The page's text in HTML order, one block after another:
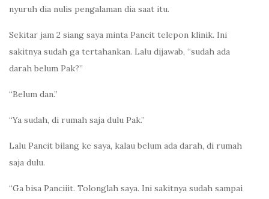
nyuruh dia nulis pengalaman dia saat itu.
Sekitar jam 2 siang saya minta Pancit telepon klinik. Ini
sakitnya sudah ga tertahankan. Lalu dijawab, “sudah ada
darah belum Pak?”
“Belum dan.”
“Ya sudah, di rumah saja dulu Pak.”
Lalu Pancit bilang ke saya, kalau belum ada darah, di rumah
saja dulu.
“Ga bisa Panciiit. Tolonglah saya. Ini sakitnya sudah sampai